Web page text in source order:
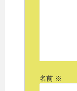
名前 ※